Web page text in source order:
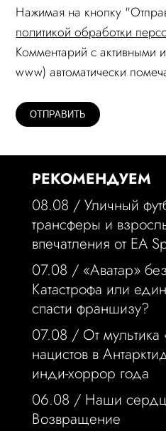
Нажимая на кнопку
политикой обработки
Комментарий c активными
www) автоматически
РЕКОМЕНДУЕМ
08.08 / Уличный
трансферы и
впечатления от EA
07.08 / «Аватар»
Катастрофа или
спасти франшизу?
07.08 / От
нацистов в
инди-хоррор года
06.08 / Наши
Возвращение